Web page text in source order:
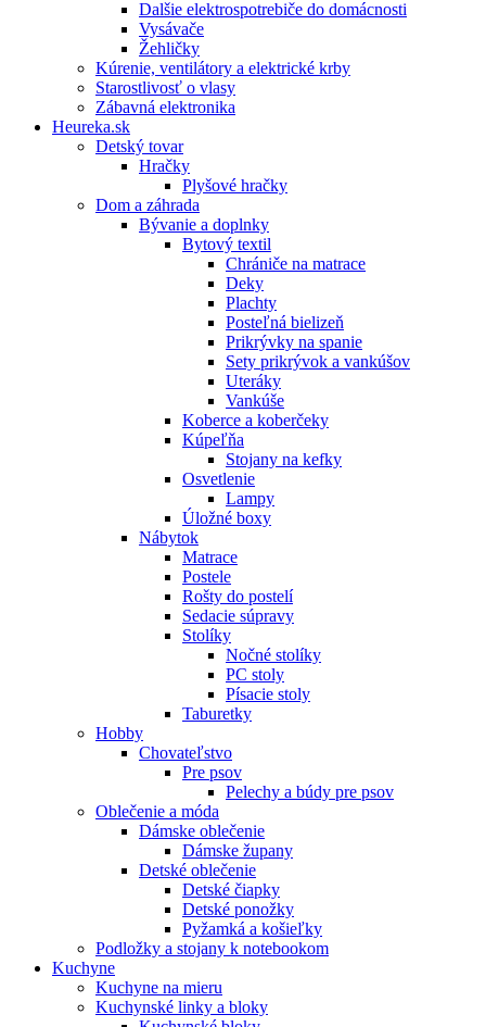
Dalšie elektrospotrebiče do domácnosti
Vysávače
Žehličky
Kúrenie, ventilátory a elektrické krby
Starostlivosť o vlasy
Zábavná elektronika
Heureka.sk
Detský tovar
Hračky
Plyšové hračky
Dom a záhrada
Bývanie a doplnky
Bytový textil
Chrániče na matrace
Deky
Plachty
Posteľná bielizeň
Prikrývky na spanie
Sety prikrývok a vankúšov
Uteráky
Vankúše
Koberce a koberčeky
Kúpeľňa
Stojany na kefky
Osvetlenie
Lampy
Úložné boxy
Nábytok
Matrace
Postele
Rošty do postelí
Sedacie súpravy
Stolíky
Nočné stolíky
PC stoly
Písacie stoly
Taburetky
Hobby
Chovateľstvo
Pre psov
Pelechy a búdy pre psov
Oblečenie a móda
Dámske oblečenie
Dámske župany
Detské oblečenie
Detské čiapky
Detské ponožky
Pyžamká a košieľky
Podložky a stojany k notebookom
Kuchyne
Kuchyne na mieru
Kuchynské linky a bloky